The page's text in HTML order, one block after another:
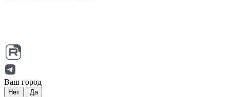
Ваш город
Нет Да